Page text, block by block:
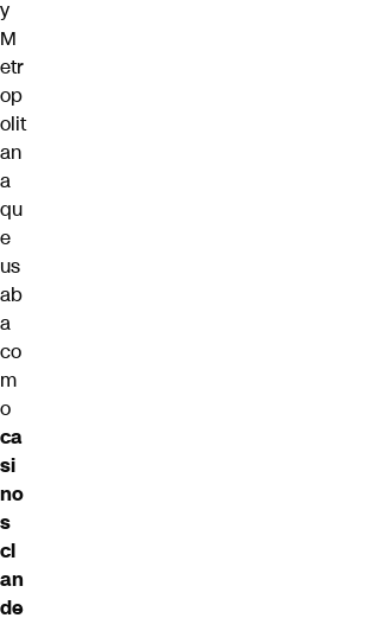
y
M
etr
op
olit
an
a
qu
e
us
ab
a
co
m
o
ca
si
no
s
cl
an
de